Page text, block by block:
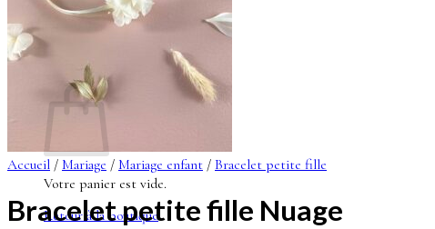
Panier
Votre panier est vide.
Retour à la boutique
Accueil / Mariage / Mariage enfant / Bracelet petite fille
Bracelet petite fille Nuage